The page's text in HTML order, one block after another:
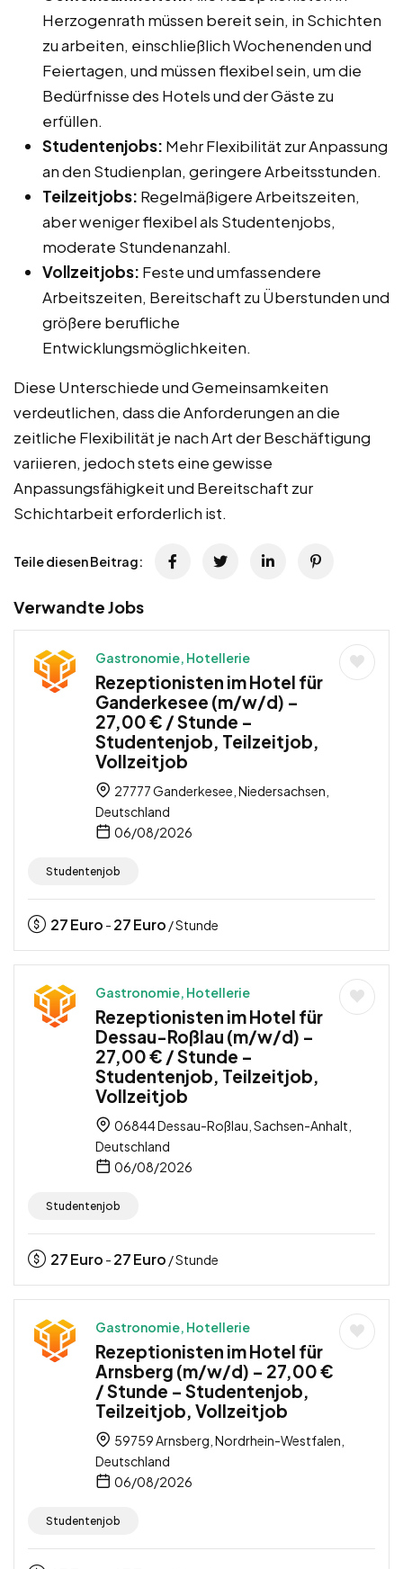
Herzogenrath müssen bereit sein, in Schichten
zu arbeiten, einschließlich Wochenenden und
Feiertagen, und müssen flexibel sein, um die
Bedürfnisse des Hotels und der Gäste zu
erfüllen.
Studentenjobs: Mehr Flexibilität zur Anpassung
an den Studienplan, geringere Arbeitsstunden.
Teilzeitjobs: Regelmäßigere Arbeitszeiten,
aber weniger flexibel als Studentenjobs,
moderate Stundenanzahl.
Vollzeitjobs: Feste und umfassendere
Arbeitszeiten, Bereitschaft zu Überstunden und
größere berufliche
Entwicklungsmöglichkeiten.
Diese Unterschiede und Gemeinsamkeiten
verdeutlichen, dass die Anforderungen an die
zeitliche Flexibilität je nach Art der Beschäftigung
variieren, jedoch stets eine gewisse
Anpassungsfähigkeit und Bereitschaft zur
Schichtarbeit erforderlich ist.
Teile diesen Beitrag:
Verwandte Jobs
Gastronomie, Hotellerie
Rezeptionisten im Hotel für
Ganderkesee (m/w/d) –
27,00 € / Stunde –
Studentenjob, Teilzeitjob,
Vollzeitjob
27777 Ganderkesee, Niedersachsen,
Deutschland
06/08/2026
Studentenjob
27Euro - 27Euro / Stunde
Gastronomie, Hotellerie
Rezeptionisten im Hotel für
Dessau-Roßlau (m/w/d) –
27,00 € / Stunde –
Studentenjob, Teilzeitjob,
Vollzeitjob
06844 Dessau-Roßlau, Sachsen-Anhalt,
Deutschland
06/08/2026
Studentenjob
27Euro - 27Euro / Stunde
Gastronomie, Hotellerie
Rezeptionisten im Hotel für
Arnsberg (m/w/d) – 27,00 €
/ Stunde – Studentenjob,
Teilzeitjob, Vollzeitjob
59759 Arnsberg, Nordrhein-Westfalen,
Deutschland
06/08/2026
Studentenjob